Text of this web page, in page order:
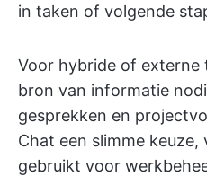
in taken of volgende
Voor hybride of externe
bron van informatie
gesprekken en
Chat een slimme keuze,
gebruikt voor